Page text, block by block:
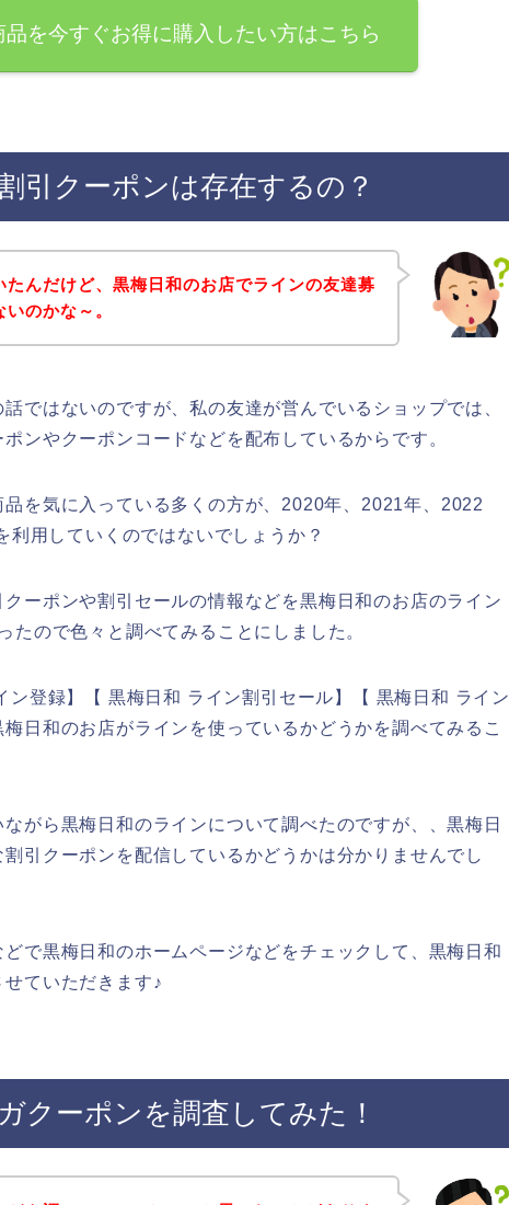
を今すぐお得に購入したい方はこちら
引クーポンは存在するの？
たんだけど、黒梅日和のお店でラインの友達募
のかな～。
ではないのですが、私の友達が営んでいるショップでは、
ンやクーポンコードなどを配布しているからです。
を気に入っている多くの方が、2020年、2021年、2022
用していくのではないでしょうか？
ーポンや割引セールの情報などを黒梅日和のお店のライン
たので色々と調べてみることにしました。
ン登録】【 黒梅日和 ライン割引セール】【 黒梅日和 ライン
日和のお店がラインを使っているかどうかを調べてみるこ
がら黒梅日和のラインについて調べたのですが、、黒梅日
引クーポンを配信しているかどうかは分かりませんでし
で黒梅日和のホームページなどをチェックして、黒梅日和
ていただきます♪
クーポンを調査してみた！